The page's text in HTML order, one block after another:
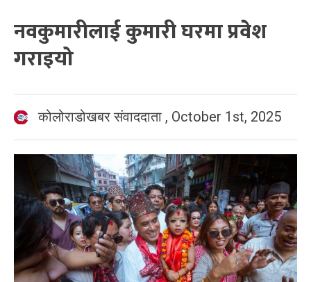
नवकुमारीलाई कुमारी घरमा प्रवेश
गराइयो
कोलोराडोखबर संवाददाता , October 1st, 2025